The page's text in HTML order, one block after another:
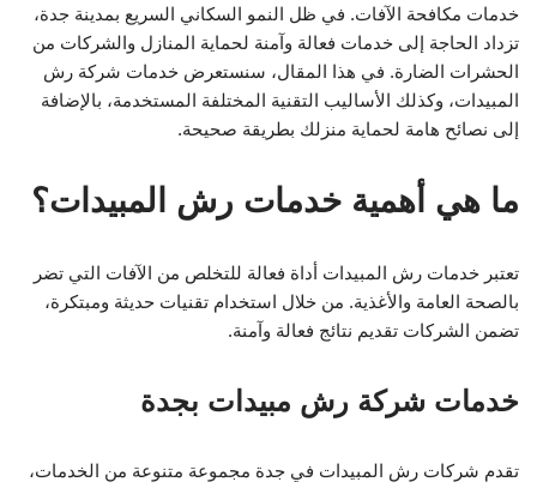
خدمات مكافحة الآفات. في ظل النمو السكاني السريع بمدينة جدة،
تزداد الحاجة إلى خدمات فعالة وآمنة لحماية المنازل والشركات من
الحشرات الضارة. في هذا المقال، سنستعرض خدمات شركة رش
المبيدات، وكذلك الأساليب التقنية المختلفة المستخدمة، بالإضافة
إلى نصائح هامة لحماية منزلك بطريقة صحيحة.
ما هي أهمية خدمات رش المبيدات؟
تعتبر خدمات رش المبيدات أداة فعالة للتخلص من الآفات التي تضر
بالصحة العامة والأغذية. من خلال استخدام تقنيات حديثة ومبتكرة،
تضمن الشركات تقديم نتائج فعالة وآمنة.
خدمات شركة رش مبيدات بجدة
تقدم شركات رش المبيدات في جدة مجموعة متنوعة من الخدمات،